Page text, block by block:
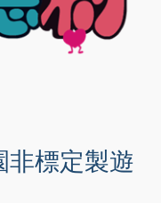
非標定製遊